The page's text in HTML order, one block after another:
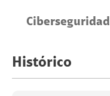
Ciberseguridad
Histórico